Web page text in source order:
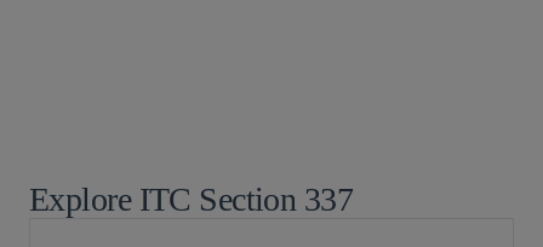
Explore ITC Section 337